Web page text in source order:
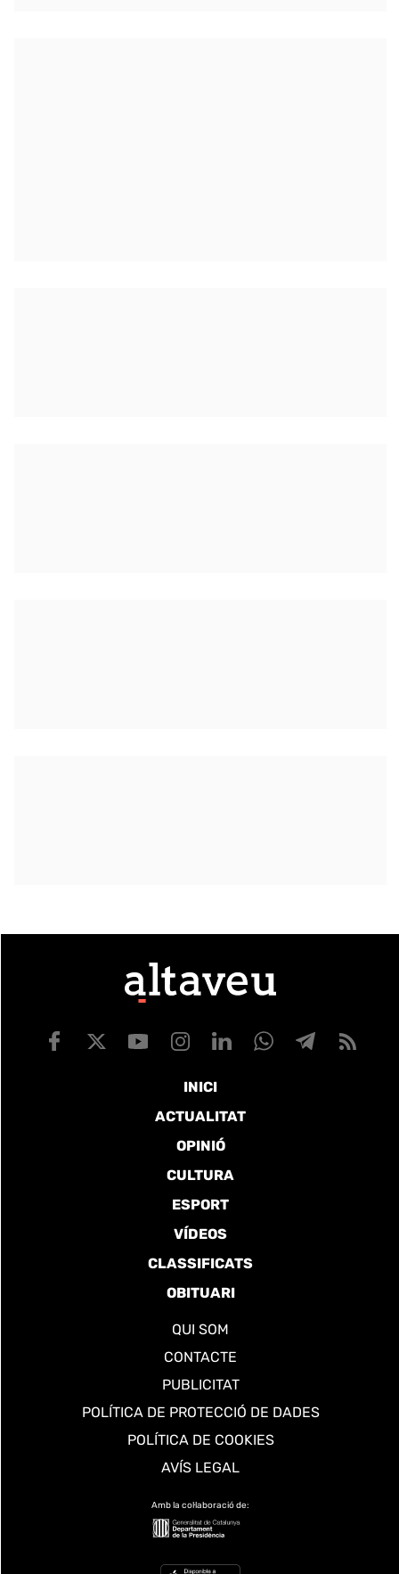
INICI
ACTUALITAT
OPINIÓ
CULTURA
ESPORT
VÍDEOS
CLASSIFICATS
OBITUARI
QUI SOM
CONTACTE
PUBLICITAT
POLÍTICA DE PROTECCIÓ DE DADES
POLÍTICA DE COOKIES
AVÍS LEGAL
Amb la col·laboració de: